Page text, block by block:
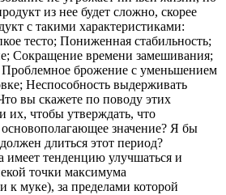
из нее будет сложно, скорее
с такими характеристиками:
тесто; Пониженная стабильность;
Сокращение времени замешивания;
Проблемное брожение с уменьшением
Неспособность выдерживать
вы скажете по поводу этих
их, чтобы утверждать, что
значение? Я бы
длиться этот период?
тенденцию улучшаться и
точки максимума
к муке), за пределами которой